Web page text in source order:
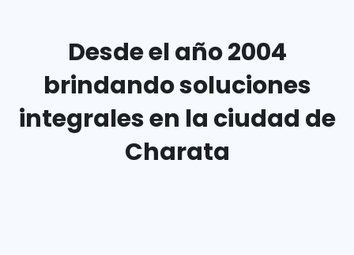
Desde el año 2004
brindandosoluciones
integrales en la ciudad de
Charata